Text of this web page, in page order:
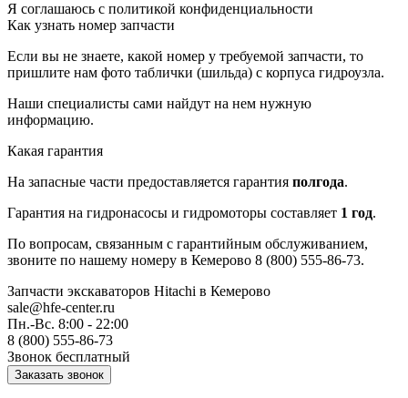
Я соглашаюсь с политикой конфиденциальности
Как узнать номер запчасти
Если вы не знаете, какой номер у требуемой запчасти, то
пришлите нам фото таблички (шильда) с корпуса гидроузла.
Наши специалисты сами найдут на нем нужную
информацию.
Какая гарантия
На запасные части предоставляется гарантия полгода.
Гарантия на гидронасосы и гидромоторы составляет 1 год.
По вопросам, связанным с гарантийным обслуживанием,
звоните по нашему номеру в Кемерово 8 (800) 555-86-73.
Запчасти экскаваторов Hitachi в Кемерово
sale@hfe-center.ru
Пн.-Вс. 8:00 - 22:00
8 (800) 555-86-73
Звонок бесплатный